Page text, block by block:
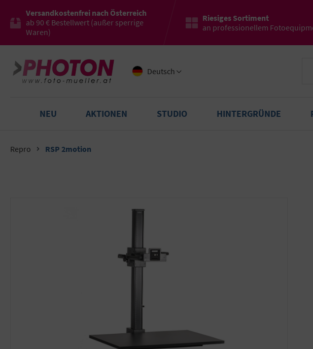
Versandkostenfrei nach Österreich
ab 90 € Bestellwert (außer sperrige
Waren)
Riesiges Sortiment
an professionellem
Deutsch
NEU AKTIONEN STUDIO HINTERGRÜNDE
Repro RSP 2motion